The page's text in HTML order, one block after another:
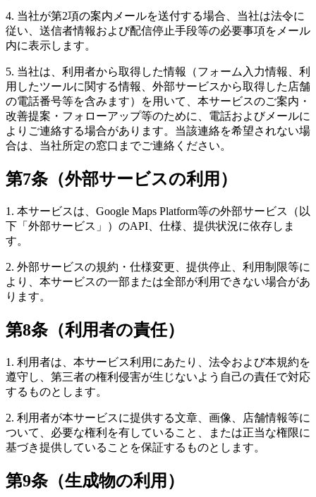
4. 当社が第2項の案内メールを送付する場合、当社は法令に
従い、送信者情報および配信停止手段等の必要事項をメール
内に表示します。
5. 当社は、利用者から取得した情報（フォーム入力情報、利
用したツールに関する情報、外部サービスから取得した店舗
の電話番号等を含みます）を用いて、本サービスのご案内・
改善提案・フォローアップ等のために、電話およびメールに
よりご連絡する場合があります。当該連絡を希望されない場
合は、当社所定の窓口までご連絡ください。
第7条（外部サービスの利用）
1. 本サービスは、Google Maps Platform等の外部サービス（以
下「外部サービス」）のAPI、仕様、提供状況に依存しま
す。
2. 外部サービスの規約・仕様変更、提供停止、利用制限等に
より、本サービスの一部または全部が利用できない場合があ
ります。
第8条（利用者の責任）
1. 利用者は、本サービス利用にあたり、法令および本規約を
遵守し、第三者の権利侵害が生じないよう自己の責任で対応
するものとします。
2. 利用者が本サービスに提供する文章、画像、店舗情報等に
ついて、必要な権利を有していること、または正当な権限に
基づき提供していることを保証するものとします。
第9条（生成物の利用）